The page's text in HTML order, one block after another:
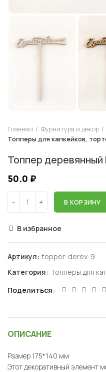
Главная
Фурнитура и декор
Топперы для капкейков,
Топпер деревянный
50.0 ₽
В КОРЗИНУ
В избранное
Артикул: topper-derev-9
Категория: Топперы для
Поделиться
ОПИСАНИЕ
Размер 175*140 мм
Этот декоративный элемент